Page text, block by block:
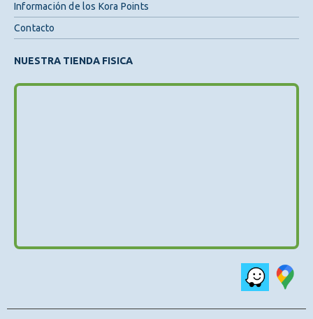
Información de los Kora Points
Contacto
NUESTRA TIENDA FISICA